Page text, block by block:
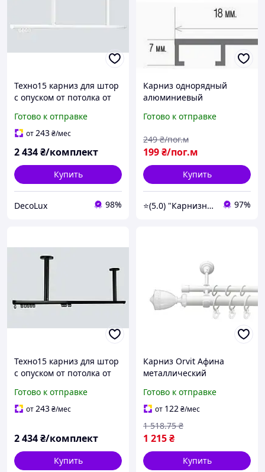
Техно15 карниз для штор
с опуском от потолка от
Готово к отправке
от243₴/мес
2 434₴/комплект
Купить
DecoLux 98%
Карниз однорядный
алюминиевый
Готово к отправке
199₴/пог.м
249 ₴/пог.м
Купить
⭐️(5.0) "Карнизный Гуру" интернет-магазин карнизов, штор, гардин и жалюзи 97%
Техно15 карниз для штор
с опуском от потолка от
Готово к отправке
от243₴/мес
2 434₴/комплект
Купить
Карниз Orvit Афина
металлический
гладкая труба кольцо
металлическое Арктис
25\16 мм 240 см (00-
00024626)
Готово к отправке
от 122₴/мес
1 215₴
1 518.75 ₴
Купить